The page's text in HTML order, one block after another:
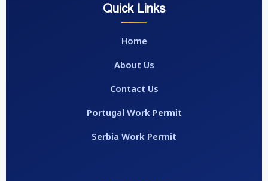
Quick Links
Home
About Us
Contact Us
Portugal Work Permit
Serbia Work Permit